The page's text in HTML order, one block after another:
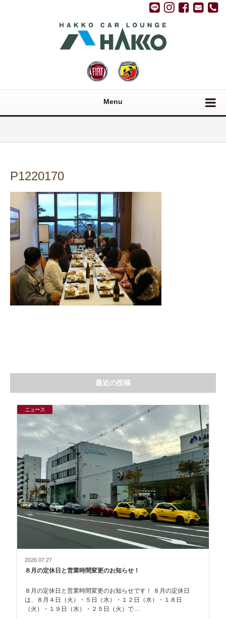
Menu
P1220170
最近の投稿
ニュース
2026.07.27
８月の定休日と営業時間変更のお知らせ！
８月の定休日と営業時間変更のお知らせです！ ８月の定休日
は、８月４日（火）・５日（水）・１２日（水）・１８日
（火）・１９日（水）・２５日（火）で…